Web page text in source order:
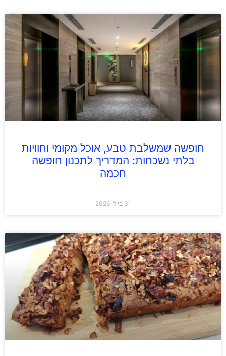
חופשה שמשלבת טבע, אוכל מקומי וחוויות
בלתי נשכחות: המדריך לתכנון חופשה
חכמה
31 ביולי 2026